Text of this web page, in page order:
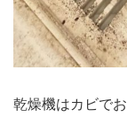
乾燥機はカビで